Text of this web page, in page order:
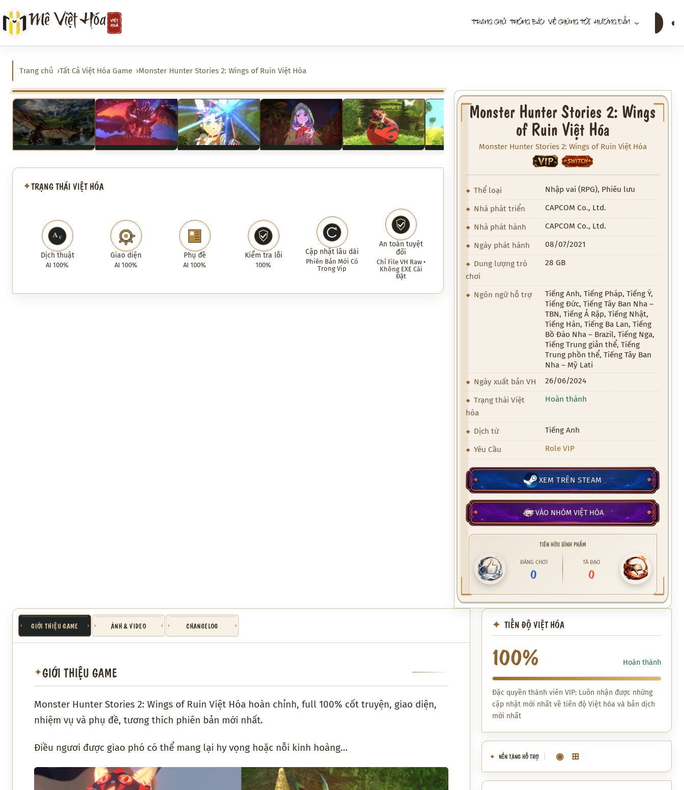
đến
phần
nội
dung
Mê Việt Hóa TRANG CHỦ THÔNG BÁO VỀ CHÚNG TÔI HƯỚNG DẪN
kiếm
◐
Trang chủ Tất Cả Việt Hóa Game Monster Hunter Stories 2: Wings of Ruin Việt Hóa
‹ ›
✦TRẠNG THÁI VIỆT HÓA
Dịch thuật
AI 100%
Giao diện
AI 100%
Phụ đề
AI 100%
Kiểm tra lỗi
100%
Cập nhật lâu dài
Phiên Bản Mới Có
Trong Vip
An toàn tuyệt
đối
Chỉ File VH Raw •
Không EXE Cài
Đặt
Monster Hunter Stories 2: Wings
of Ruin Việt Hóa
Monster Hunter Stories 2: Wings of Ruin Việt Hóa
VIP SWITCH
Thể loại Nhập vai (RPG), Phiêu lưu
Nhà phát triển CAPCOM Co., Ltd.
Nhà phát hành CAPCOM Co., Ltd.
Ngày phát hành 08/07/2021
Dung lượng trò
chơi
28 GB
Ngôn ngữ hỗ trợ
Tiếng Anh, Tiếng Pháp, Tiếng Ý,
Tiếng Đức, Tiếng Tây Ban Nha –
TBN, Tiếng Ả Rập, Tiếng Nhật,
Tiếng Hàn, Tiếng Ba Lan, Tiếng
Bồ Đào Nha – Brazil, Tiếng Nga,
Tiếng Trung giản thể, Tiếng
Trung phồn thể, Tiếng Tây Ban
Nha – Mỹ Lati
Ngày xuất bản VH
26/06/2024
Trạng thái Việt
hóa
Hoàn thành
Dịch từ Tiếng Anh
Yêu Cầu Role VIP
XEM TRÊN STEAM
VÀO NHÓM VIỆT HÓA
TIÊN HỮU BÌNH PHẨM
ĐÁNG CHƠI
0
TÀ ĐẠO
0
GIỚI THIỆU GAME ẢNH & VIDEO CHANGELOG
✦GIỚI THIỆU GAME
Monster Hunter Stories 2: Wings of Ruin Việt Hóa hoàn chỉnh, full 100% cốt truyện, giao diện,
nhiệm vụ và phụ đề, tương thích phiên bản mới nhất.
Điều ngươi được giao phó có thể mang lại hy vọng hoặc nỗi kinh hoàng…
TIẾN ĐỘ VIỆT HÓA
100% Hoàn thành
Đặc quyền thành viên VIP: Luôn nhận được những
cập nhật mới nhất về tiến độ Việt hóa và bản dịch
mới nhất
NỀN TẢNG HỖ TRỢ ◉ ⊞